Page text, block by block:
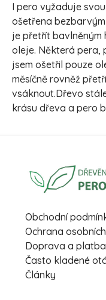
I pero vyžaduje
ošetřena
je přetřít bavlněným
oleje. Některá pera,
jsem ošetřil pouze
měsíčně rovněž
vsáknout.Dřevo
krásu dřeva a pero
Obchodní
Ochrana
Doprava a platba
Často kladené
Články